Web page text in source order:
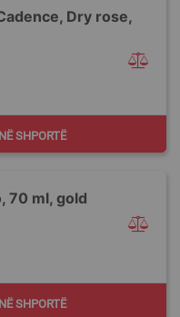
Dry rose,
SHPORTË
70 ml, gold
SHPORTË